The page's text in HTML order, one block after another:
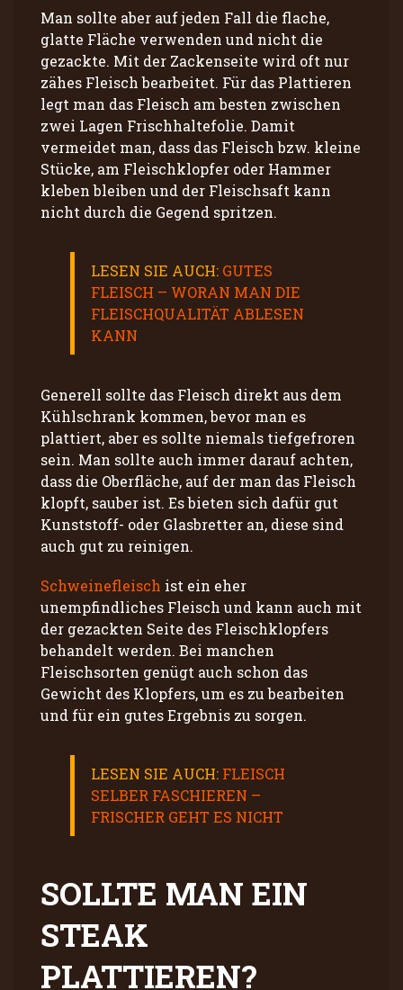
Man sollte aber auf jeden Fall die flache,
glatte Fläche verwenden und nicht die
gezackte. Mit der Zackenseite wird oft nur
zähes Fleisch bearbeitet. Für das Plattieren
legt man das Fleisch am besten zwischen
zwei Lagen Frischhaltefolie. Damit
vermeidet man, dass das Fleisch bzw. kleine
Stücke, am Fleischklopfer oder Hammer
kleben bleiben und der Fleischsaft kann
nicht durch die Gegend spritzen.
LESEN SIE AUCH: GUTES
FLEISCH – WORAN MAN DIE
FLEISCHQUALITÄT ABLESEN
KANN
Generell sollte das Fleisch direkt aus dem
Kühlschrank kommen, bevor man es
plattiert, aber es sollte niemals tiefgefroren
sein. Man sollte auch immer darauf achten,
dass die Oberfläche, auf der man das Fleisch
klopft, sauber ist. Es bieten sich dafür gut
Kunststoff- oder Glasbretter an, diese sind
auch gut zu reinigen.
Schweinefleisch ist ein eher
unempfindliches Fleisch und kann auch mit
der gezackten Seite des Fleischklopfers
behandelt werden. Bei manchen
Fleischsorten genügt auch schon das
Gewicht des Klopfers, um es zu bearbeiten
und für ein gutes Ergebnis zu sorgen.
LESEN SIE AUCH: FLEISCH
SELBER FASCHIEREN –
FRISCHER GEHT ES NICHT
SOLLTE MAN EIN
STEAK
PLATTIEREN?